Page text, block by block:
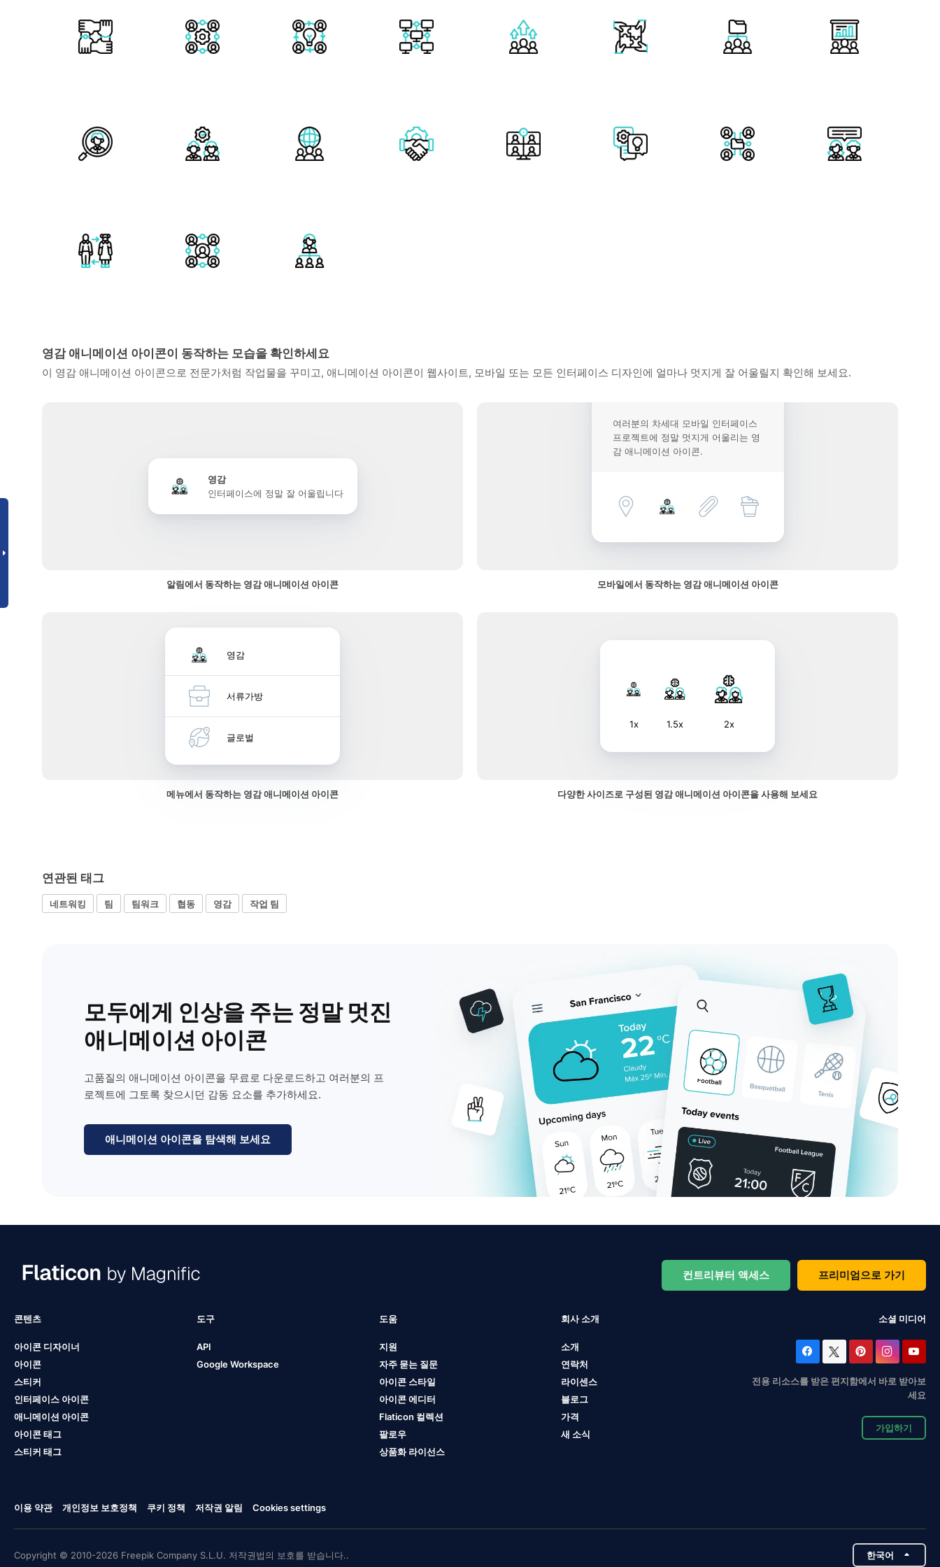
영감 애니메이션 아이콘이 동작하는 모습을 확인하세요
이 영감 애니메이션 아이콘으로 전문가처럼 작업물을 꾸미고, 애니메이션 아이콘이 웹사이트, 모바일 또는 모든 인터페이스 디자인에 얼마나 멋지게 잘 어울릴지 확인해 보세요.
영감
인터페이스에 정말 잘 어울립니다
알림에서 동작하는 영감 애니메이션 아이콘
여러분의 차세대 모바일 인터페이스
프로젝트에 정말 멋지게 어울리는 영
감 애니메이션 아이콘.
모바일에서 동작하는 영감 애니메이션 아이콘
영감
서류가방
글로벌
메뉴에서 동작하는 영감 애니메이션 아이콘
1x 1.5x 2x
다양한 사이즈로 구성된 영감 애니메이션 아이콘을 사용해 보세요
연관된 태그
네트워킹 팀 팀워크 협동 영감 작업 팀
모두에게 인상을 주는 정말 멋진
애니메이션 아이콘
고품질의 애니메이션 아이콘을 무료로 다운로드하고 여러분의 프
로젝트에 그토록 찾으시던 감동 요소를 추가하세요.
애니메이션 아이콘을 탐색해 보세요
컨트리뷰터 액세스 프리미엄으로 가기
콘텐츠
아이콘 디자이너
아이콘
스티커
인터페이스 아이콘
애니메이션 아이콘
아이콘 태그
스티커 태그
도구
API
Google Workspace
도움
지원
자주 묻는 질문
아이콘 스타일
아이콘 에디터
Flaticon 컬렉션
팔로우
상품화 라이선스
회사 소개
소개
연락처
라이센스
블로그
가격
새 소식
소셜 미디어
전용 리소스를 받은 편지함에서 바로 받아보
세요
가입하기
이용 약관 개인정보 보호정책 쿠키 정책 저작권 알림 Cookies settings
Copyright © 2010-2026 Freepik Company S.L.U. 저작권법의 보호를 받습니다.. 한국어